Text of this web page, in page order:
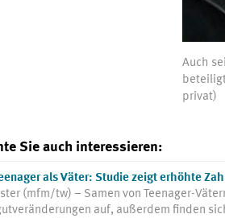
Auch
privat)
Sie auch interessieren:
als Väter: Studie zeigt erhöhte
(mfm/tw) – Samen von Teenager-
auf, außerdem finden